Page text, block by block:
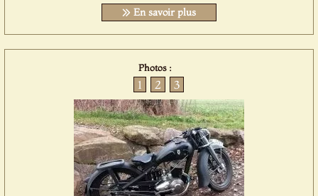
En savoir plus
Photos :
1 2 3